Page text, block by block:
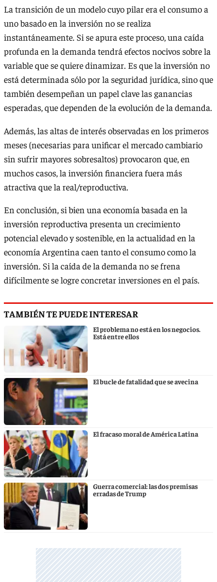
La transición de un modelo cuyo pilar era el consumo a
uno basado en la inversión no se realiza
instantáneamente. Si se apura este proceso, una caída
profunda en la demanda tendrá efectos nocivos sobre la
variable que se quiere dinamizar. Es que la inversión no
está determinada sólo por la seguridad jurídica, sino que
también desempeñan un papel clave las ganancias
esperadas, que dependen de la evolución de la demanda.
Además, las altas de interés observadas en los primeros
meses (necesarias para unificar el mercado cambiario
sin sufrir mayores sobresaltos) provocaron que, en
muchos casos, la inversión financiera fuera más
atractiva que la real/reproductiva.
En conclusión, si bien una economía basada en la
inversión reproductiva presenta un crecimiento
potencial elevado y sostenible, en la actualidad en la
economía Argentina caen tanto el consumo como la
inversión. Si la caída de la demanda no se frena
difícilmente se logre concretar inversiones en el país.
TAMBIÉN TE PUEDE INTERESAR
El problema no está en los negocios.
Está entre ellos
El bucle de fatalidad que se avecina
El fracaso moral de América Latina
Guerra comercial: las dos premisas
erradas de Trump